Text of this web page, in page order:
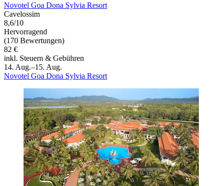
Novotel Goa Dona Sylvia Resort
Cavelossim
8,6/10
Hervorragend
(170 Bewertungen)
82 €
inkl. Steuern & Gebühren
14. Aug.–15. Aug.
Novotel Goa Dona Sylvia Resort